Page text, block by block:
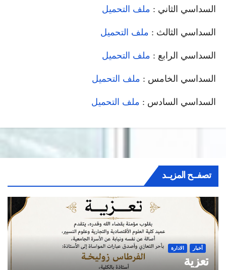
السداسي الثاني : ملف التحميل
السداسي الثالث : ملف التحميل
السداسي الرابع : ملف التحميل
السداسي الخامس : ملف التحميل
السداسي السادس : ملف التحميل
تصفــح المزيــد
أخبار الادارة
تعزية